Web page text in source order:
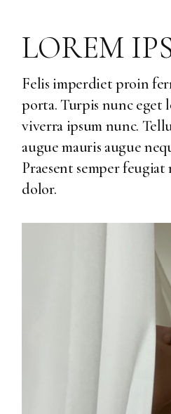
LOREM
Felis imperdiet proin
porta. Turpis nunc eget
viverra ipsum nunc.
augue mauris augue
Praesent semper
dolor.